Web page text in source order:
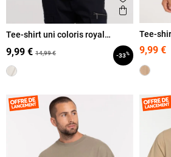
Ajouter aux
Aperçu
Tee-shirt uni coloris royal
9,99 € 14,99 € -33%
Tee-
9,99 €